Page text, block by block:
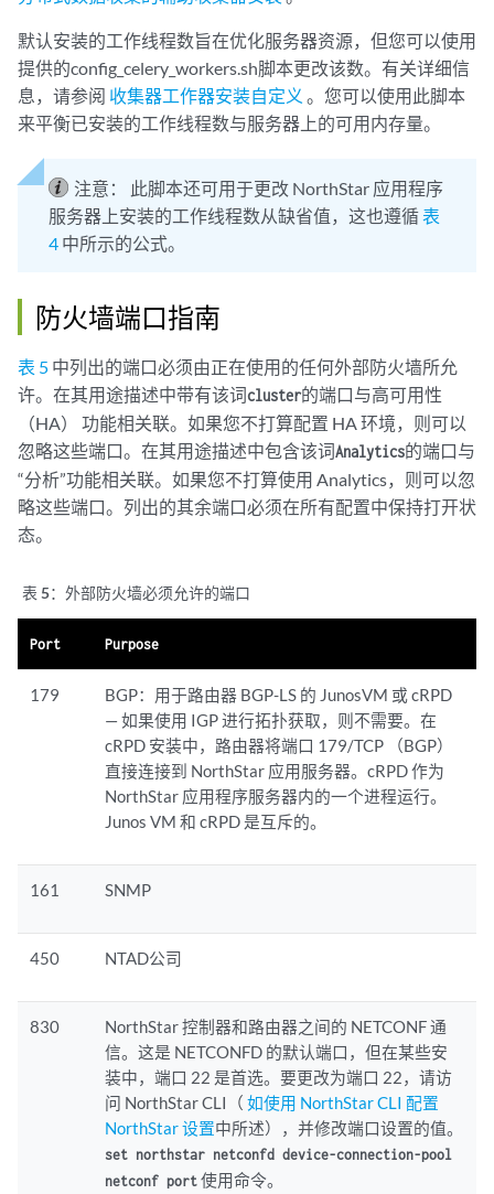
默认安装的工作线程数旨在优化服务器资源，但您可以使用
提供的config_celery_workers.sh脚本更改该数。有关详细信
息，请参阅 收集器工作器安装自定义 。您可以使用此脚本
来平衡已安装的工作线程数与服务器上的可用内存量。
注意：
此脚本还可用于更改 NorthStar 应用程序
服务器上安装的工作线程数从缺省值，这也遵循表
4 中所示的公式。
防火墙端口指南
表 5 中列出的端口必须由正在使用的任何外部防火墙所允
许。在其用途描述中带有该词cluster的端口与高可用性
（HA） 功能相关联。如果您不打算配置 HA 环境，则可以
忽略这些端口。在其用途描述中包含该词Analytics的端口与
“分析”功能相关联。如果您不打算使用 Analytics，则可以忽
略这些端口。列出的其余端口必须在所有配置中保持打开状
态。
表 5： 外部防火墙必须允许的端口
Port Purpose
179
BGP：用于路由器 BGP-LS 的 JunosVM 或 cRPD
— 如果使用 IGP 进行拓扑获取，则不需要。在
cRPD 安装中，路由器将端口 179/TCP （BGP）
直接连接到 NorthStar 应用服务器。cRPD 作为
NorthStar 应用程序服务器内的一个进程运行。
Junos VM 和 cRPD 是互斥的。
161 SNMP
450 NTAD公司
830
NorthStar 控制器和路由器之间的 NETCONF 通
信。这是 NETCONFD 的默认端口，但在某些安
装中，端口 22 是首选。要更改为端口 22，请访
问 NorthStar CLI（如使用 NorthStar CLI 配置
NorthStar 设置中所述），并修改端口设置的值。
set northstar netconfd device-connection-pool
netconf port使用命令。